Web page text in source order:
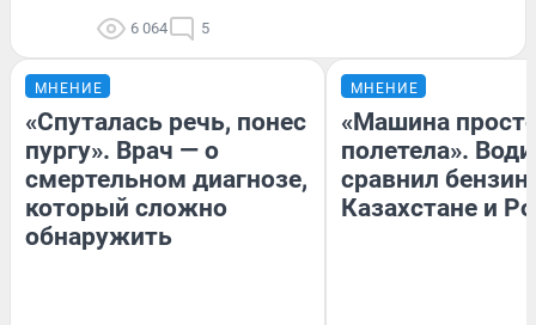
6 064 5
МНЕНИЕ
«Спуталась речь, понес
пургу». Врач — о
смертельном диагнозе,
который сложно
обнаружить
МНЕНИЕ
«Машина
полетела».
сравнил бензин
Казахстане и